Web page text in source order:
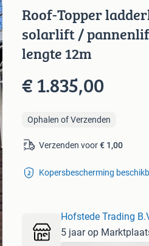
Roof-Topper
solarlift /
lengte 12m
€ 1.835,00
Ophalen of Verzenden
Verzenden voor€ 1,00
Kopersbescherming
Hofstede Trading
5 jaar op